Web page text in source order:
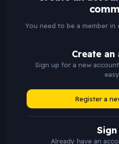
You need to be a member
Create an
Sign up for a new
Register a
Already have an